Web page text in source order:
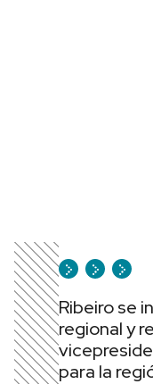
Ribeiro se
regional y
para la